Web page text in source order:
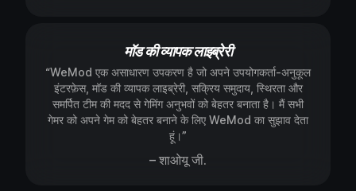
मॉड की व्यापक लाइब्रेरी
“WeMod एक असाधारण उपकरण है जो अपने उपयोगकर्ता-अनुकूल
इंटरफ़ेस, मॉड की व्यापक लाइब्रेरी, सक्रिय समुदाय, स्थिरता और
समर्पित टीम की मदद से गेमिंग अनुभवों को बेहतर बनाता है। मैं सभी
गेमर को अपने गेम को बेहतर बनाने के लिए WeMod का सुझाव देता
हूं।”
– शाओयू जी.